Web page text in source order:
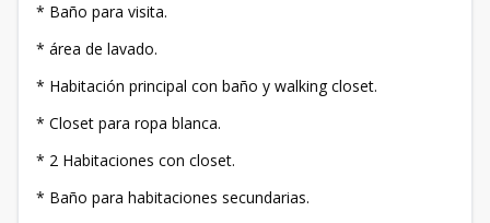
* Baño para visita.
* área de lavado.
* Habitación principal con baño y walking closet.
* Closet para ropa blanca.
* 2 Habitaciones con closet.
* Baño para habitaciones secundarias.